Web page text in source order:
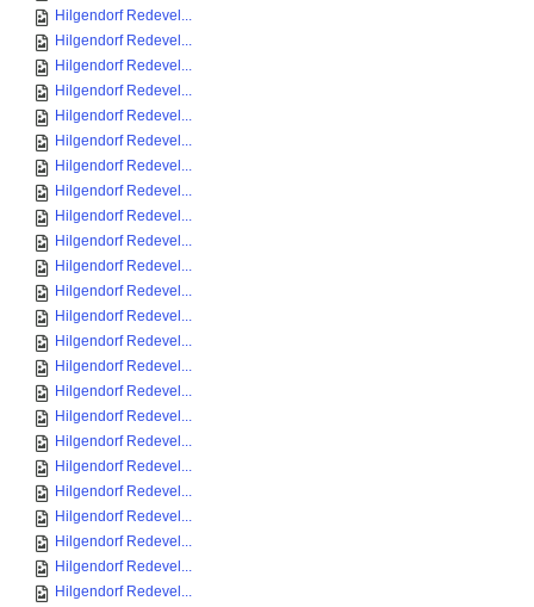
Hilgendorf Redevel...
Hilgendorf Redevel...
Hilgendorf Redevel...
Hilgendorf Redevel...
Hilgendorf Redevel...
Hilgendorf Redevel...
Hilgendorf Redevel...
Hilgendorf Redevel...
Hilgendorf Redevel...
Hilgendorf Redevel...
Hilgendorf Redevel...
Hilgendorf Redevel...
Hilgendorf Redevel...
Hilgendorf Redevel...
Hilgendorf Redevel...
Hilgendorf Redevel...
Hilgendorf Redevel...
Hilgendorf Redevel...
Hilgendorf Redevel...
Hilgendorf Redevel...
Hilgendorf Redevel...
Hilgendorf Redevel...
Hilgendorf Redevel...
Hilgendorf Redevel...